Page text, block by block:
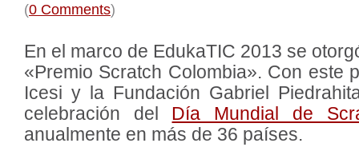
(0 Comments)
En el marco de EdukaTIC 2013 se
«Premio Scratch Colombia». Con este
Icesi y la Fundación Gabriel
celebración del Día Mundial de
anualmente en más de 36 países.